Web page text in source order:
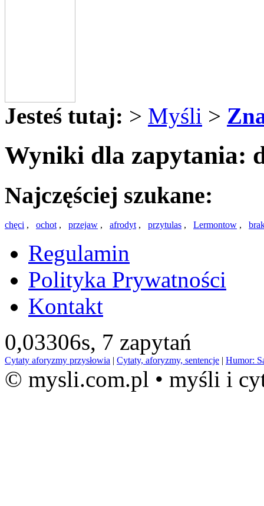
Jesteś tutaj: > Myśli >
Wyniki dla zapytania:
Najczęściej szukane:
chęci , ochot, przejaw , afrodyt, przytulas , Lermontow ,
Regulamin
Polityka Prywatności
Kontakt
0,03306s, 7 zapytań
Cytaty aforyzmy przysłowia | Cytaty, aforyzmy, sentencje | Humor:
© mysli.com.pl • myśli i